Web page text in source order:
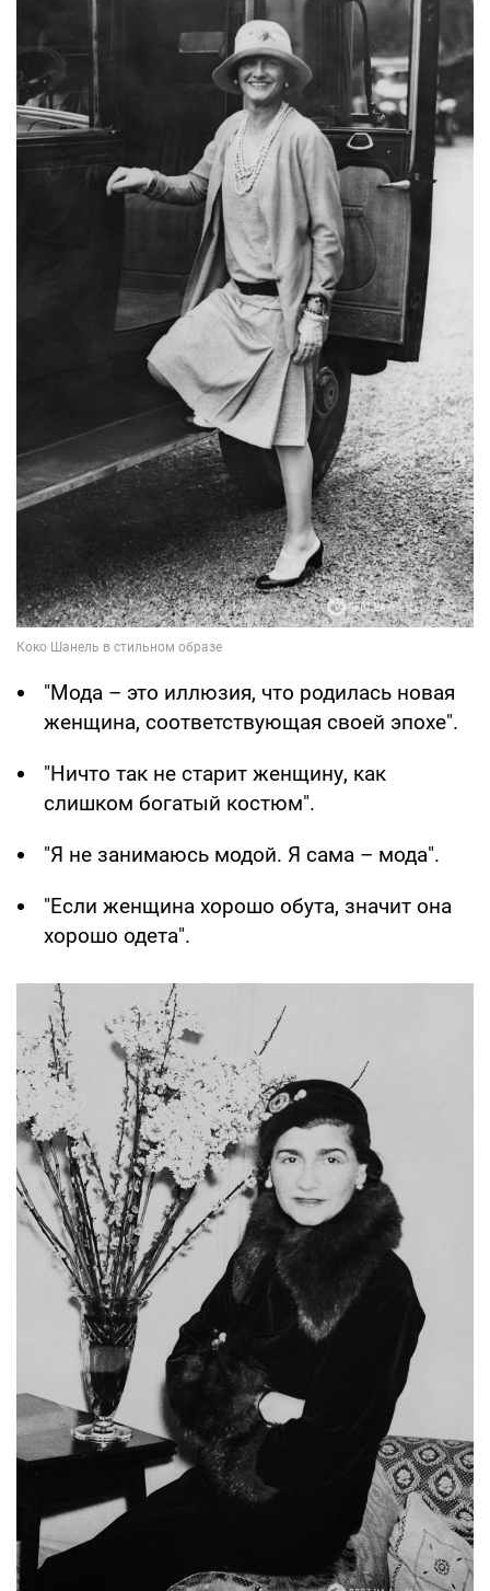
"Мода – это иллюзия, что родилась новая
женщина, соответствующая своей эпохе".
"Ничто так не старит женщину, как
слишком богатый костюм".
"Я не занимаюсь модой. Я сама – мода".
"Если женщина хорошо обута, значит она
хорошо одета".